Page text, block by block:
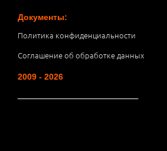
Документы:
Политика конфиденциальности
Соглашение об обработке данных
2009 - 2026